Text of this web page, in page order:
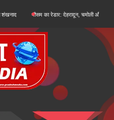
मौसम का रेडार: देहरादून, चमोली और बागेश्वर में ऑरेंज